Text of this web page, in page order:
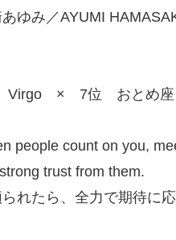
ゆみ／AYUMI
Virgo × 7位 おとめ座
people count on you,
trust from them.
られたら、全力で期待に